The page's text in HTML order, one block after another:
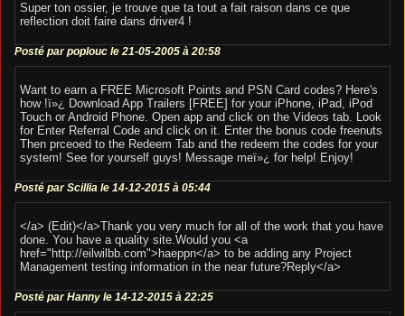
Super ton ossier, je trouve que ta tout a fait raison dans ce que
reflection doit faire dans driver4 !
Posté par poplouc le 21-05-2005 à 20:58
Want to earn a FREE Microsoft Points and PSN Card codes? Here's
how !ï»¿ Download App Trailers [FREE] for your iPhone, iPad, iPod
Touch or Android Phone. Open app and click on the Videos tab. Look
for Enter Referral Code and click on it. Enter the bonus code freenuts
Then prceoed to the Redeem Tab and the redeem the codes for your
system! See for yourself guys! Message meï»¿ for help! Enjoy!
Posté par Scillia le 14-12-2015 à 05:44
</a> (Edit)</a>Thank you very much for all of the work that you have
done. You have a quality site.Would you <a
href="http://eilwilbb.com">haeppn</a> to be adding any Project
Management testing information in the near future?Reply</a>
Posté par Hanny le 14-12-2015 à 22:25